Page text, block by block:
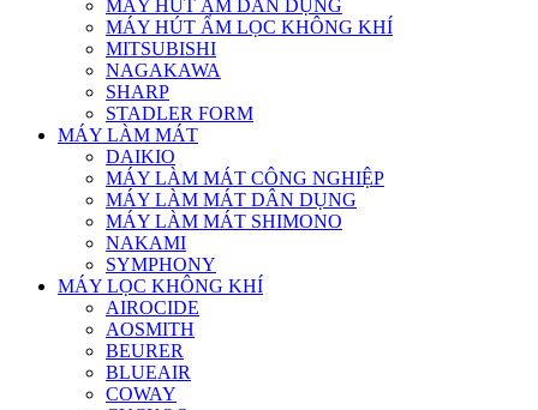
MÁY HÚT ẨM DÂN DỤNG
MÁY HÚT ẨM LỌC KHÔNG KHÍ
MITSUBISHI
NAGAKAWA
SHARP
STADLER FORM
MÁY LÀM MÁT
DAIKIO
MÁY LÀM MÁT CÔNG NGHIỆP
MÁY LÀM MÁT DÂN DỤNG
MÁY LÀM MÁT SHIMONO
NAKAMI
SYMPHONY
MÁY LỌC KHÔNG KHÍ
AIROCIDE
AOSMITH
BEURER
BLUEAIR
COWAY